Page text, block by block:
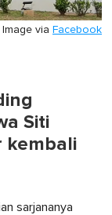
Image via Facebook
Siti
kembali
sarjananya